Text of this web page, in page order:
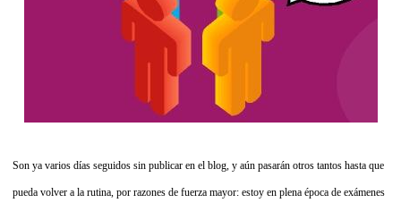
Son ya varios días seguidos sin publicar en el blog, y aún pasarán otros tantos hasta que
pueda volver a la rutina, por razones de fuerza mayor: estoy en plena época de exámenes